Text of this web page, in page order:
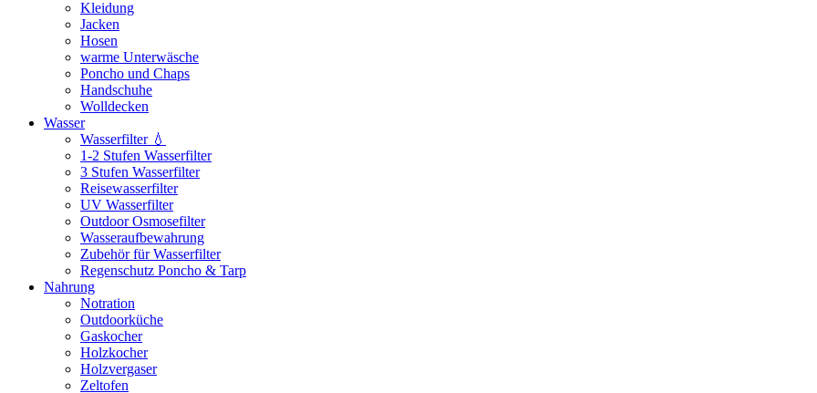
Kleidung
Jacken
Hosen
warme Unterwäsche
Poncho und Chaps
Handschuhe
Wolldecken
Wasser
Wasserfilter 💧
1-2 Stufen Wasserfilter
3 Stufen Wasserfilter
Reisewasserfilter
UV Wasserfilter
Outdoor Osmosefilter
Wasseraufbewahrung
Zubehör für Wasserfilter
Regenschutz Poncho & Tarp
Nahrung
Notration
Outdoorküche
Gaskocher
Holzkocher
Holzvergaser
Zeltofen